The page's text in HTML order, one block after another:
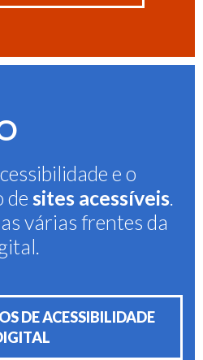
e o
de sites acessíveis.
várias frentes da
DE ACESSIBILIDADE